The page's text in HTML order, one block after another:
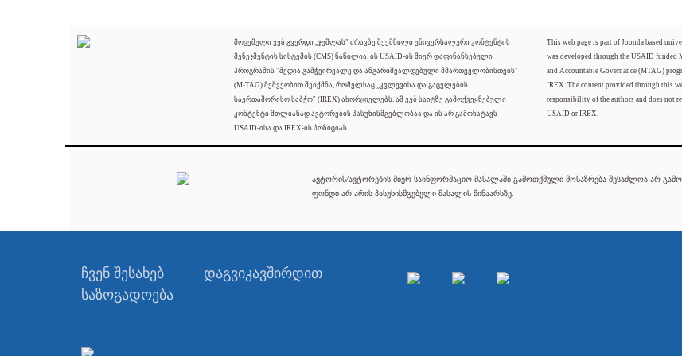
მოცემული ვებ გვერდი „ჯუმლას" ძრავზე შექმნილი უნივერსალური კონტენტის
მენეჯმენტის სისტემის (CMS) ნაწილია. ის USAID-ის მიერ დაფინანსებული
პროგრამის "მედია გამჭვირვალე და ანგარიშვალდებული მმართველობისთვის"
(M-TAG) მეშვეობით შეიქმნა, რომელსაც „კვლევისა და გაცვლების
საერთაშორისო საბჭო" (IREX) ახორციელებს. ამ ვებ საიტზე გამოქვეყნებული
კონტენტი მთლიანად ავტორების პასუხისმგებლობაა და ის არ გამოხატავს
USAID-ისა და IREX-ის პოზიციას.
This web page is part of Joomla based
was developed through the USAID funded
and Accountable Governance (MTAG)
IREX. The content provided through this
responsibility of the authors and does not
USAID or IREX.
ავტორის/ავტორების მიერ საინფორმაციო მასალაში გამოთქმული მოსაზრება შესაძლოა არ
ფონდი არ არის პასუხისმგებელი მასალის შინაარსზე.
ჩვენ შესახებ
დაგვიკავშირდით
საზოგადოება